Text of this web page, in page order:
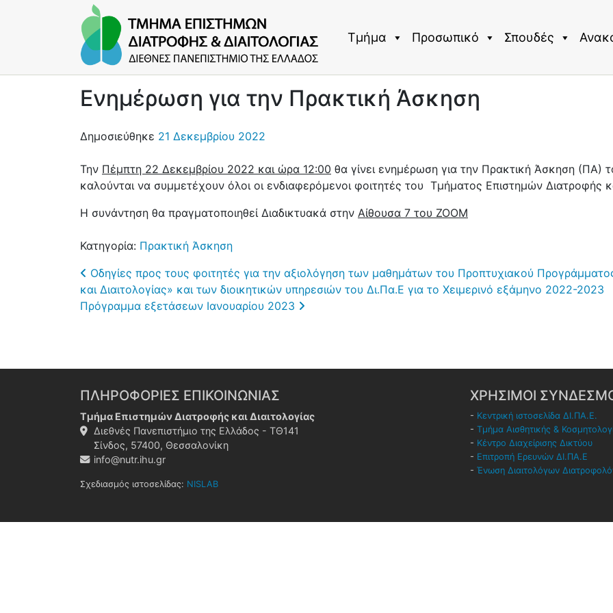
Τμήμα Προσωπικό Σπουδές
Ενημέρωση για την Πρακτική Άσκηση
Δημοσιεύθηκε 21 Δεκεμβρίου 2022
Την Πέμπτη 22 Δεκεμβρίου 2022 και ώρα 12:00 θα γίνει ενημέρωση για την Πρακτική Άσκηση
καλούνται να συμμετέχουν όλοι οι ενδιαφερόμενοι φοιτητές του Τμήματος Επιστημών Διατροφής
Η συνάντηση θα πραγματοποιηθεί Διαδικτυακά στην Αίθουσα 7 του ZOOM
Κατηγορία: Πρακτική Άσκηση
Post navigation
Οδηγίες προς τους φοιτητές για την αξιολόγηση των μαθημάτων του Προπτυχιακού
και Διαιτολογίας» και των διοικητικών υπηρεσιών του Δι.Πα.Ε για το Χειμερινό εξάμηνο 2022-2023
Πρόγραμμα εξετάσεων Ιανουαρίου 2023
ΠΛΗΡΟΦΟΡΙΕΣ ΕΠΙΚΟΙΝΩΝΙΑΣ
Τμήμα Επιστημών Διατροφής και Διαιτολογίας
Διεθνές Πανεπιστήμιο της Ελλάδος - ΤΘ141
Σίνδος, 57400, Θεσσαλονίκη
info@nutr.ihu.gr
Σχεδιασμός ιστοσελίδας: NISLAB
ΧΡΗΣΙΜΟΙ
- Κεντρική ιστοσελίδα ΔΙ.ΠΑ.Ε.
- Τμήμα Αισθητικής &
- Κέντρο Διαχείρισης Δικτύου
- Επιτροπή Ερευνών ΔΙ.ΠΑ.Ε
- Ένωση Διαιτολόγων